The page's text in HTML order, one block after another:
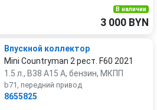
В наличии
3 000 BYN
Впускной коллектор
Mini Countryman 2 рест. F60 2021
1.5 л., B38 A15 A, бензин, МКПП
b71, передний привод
8655825